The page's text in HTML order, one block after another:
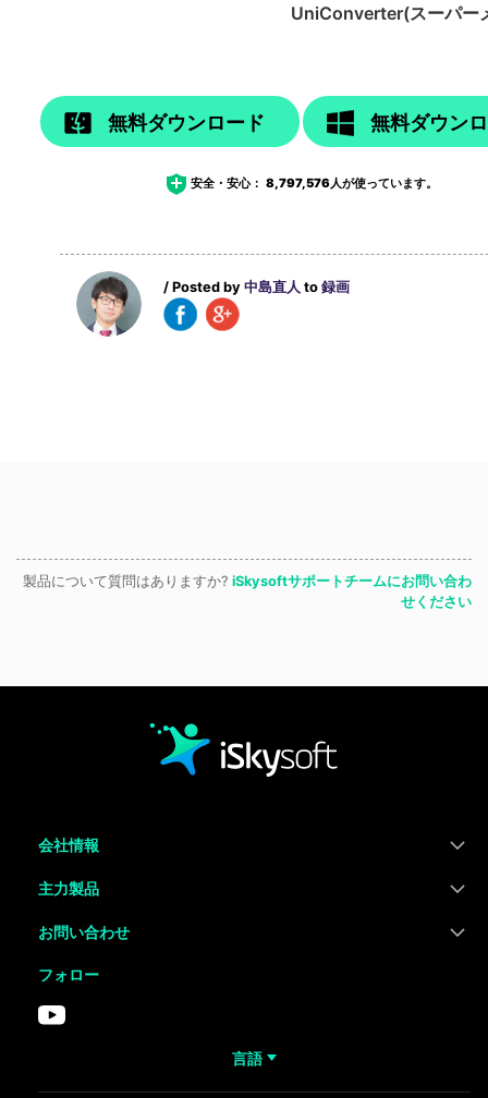
UniConverter(スーパー
無料ダウンロード 無料ダウン
安全・安心： 8,797,576人が使っています。
/ Posted by 中島直人 to 録画
製品について質問はありますか? iSkysoftサポートチームにお問い合わ
せください
会社情報
主力製品
お問い合わせ
フォロー
言語